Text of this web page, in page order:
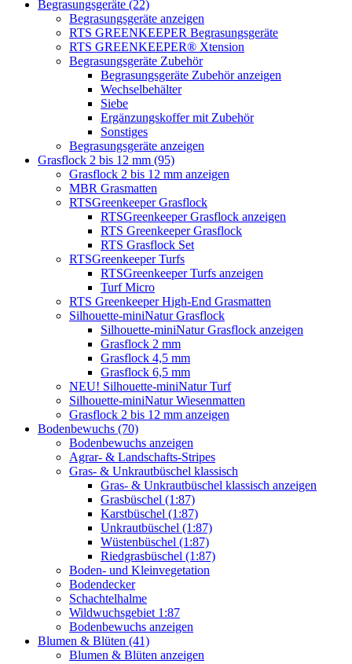
Begrasungsgeräte (22)
Begrasungsgeräte anzeigen
RTS GREENKEEPER Begrasungsgeräte
RTS GREENKEEPER® Xtension
Begrasungsgeräte Zubehör
Begrasungsgeräte Zubehör anzeigen
Wechselbehälter
Siebe
Ergänzungskoffer mit Zubehör
Sonstiges
Begrasungsgeräte anzeigen
Grasflock 2 bis 12 mm (95)
Grasflock 2 bis 12 mm anzeigen
MBR Grasmatten
RTSGreenkeeper Grasflock
RTSGreenkeeper Grasflock anzeigen
RTS Greenkeeper Grasflock
RTS Grasflock Set
RTSGreenkeeper Turfs
RTSGreenkeeper Turfs anzeigen
Turf Micro
RTS Greenkeeper High-End Grasmatten
Silhouette-miniNatur Grasflock
Silhouette-miniNatur Grasflock anzeigen
Grasflock 2 mm
Grasflock 4,5 mm
Grasflock 6,5 mm
NEU! Silhouette-miniNatur Turf
Silhouette-miniNatur Wiesenmatten
Grasflock 2 bis 12 mm anzeigen
Bodenbewuchs (70)
Bodenbewuchs anzeigen
Agrar- & Landschafts-Stripes
Gras- & Unkrautbüschel klassisch
Gras- & Unkrautbüschel klassisch anzeigen
Grasbüschel (1:87)
Karstbüschel (1:87)
Unkrautbüschel (1:87)
Wüstenbüschel (1:87)
Riedgrasbüschel (1:87)
Boden- und Kleinvegetation
Bodendecker
Schachtelhalme
Wildwuchsgebiet 1:87
Bodenbewuchs anzeigen
Blumen & Blüten (41)
Blumen & Blüten anzeigen